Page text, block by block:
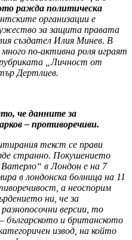
ражда политическа
организации е
за защита правата
създател Илия Минев. В
по-активна роля играят
„Личност от
Дертлиев.
че данните за
– противоречиви.
текст се прави
странно. Покушението
в Лондон е на 7
в лондонска болница на 11
а неоспорим
ни, че за
версии, то
българското и британското
извод, на който